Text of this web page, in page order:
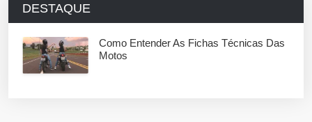
DESTAQUE
Como Entender As Fichas Técnicas Das
Motos